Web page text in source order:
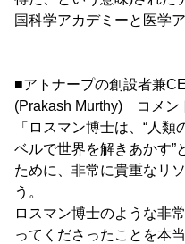
国科学アカデミーと医学
■アトナープの創設者兼
(Prakash Murthy) コメン
「ロスマン博士は、“人
ベルで世界を解きあかす”
ために、非常に貴重なリ
う。
ロスマン博士のような非
ってくださったことを本